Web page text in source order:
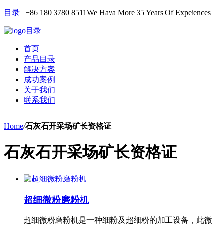
目录 +86 180 3780 8511We Hava More 35 Years Of Expeiences
目录
首页
产品目录
解决方案
成功案例
关于我们
联系我们
Home/石灰石开采场矿长资格证
石灰石开采场矿长资格证
超细微粉磨粉机
超细微粉磨粉机是一种细粉及超细粉的加工设备，此微